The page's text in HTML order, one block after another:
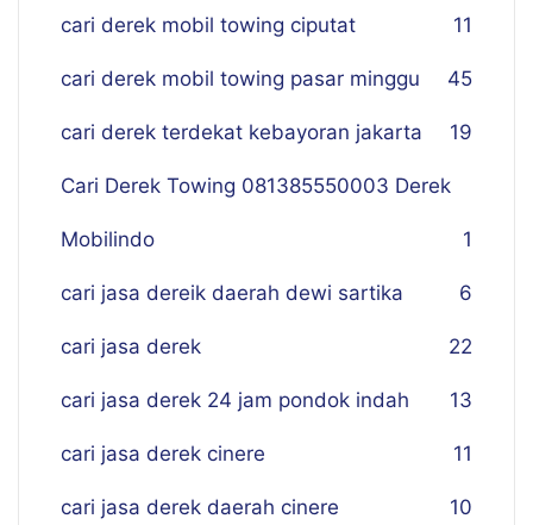
cari derek mobil towing ciputat 11
cari derek mobil towing pasar minggu 45
cari derek terdekat kebayoran jakarta 19
Cari Derek Towing 081385550003 Derek
Mobilindo 1
cari jasa dereik daerah dewi sartika 6
cari jasa derek 22
cari jasa derek 24 jam pondok indah 13
cari jasa derek cinere 11
cari jasa derek daerah cinere 10